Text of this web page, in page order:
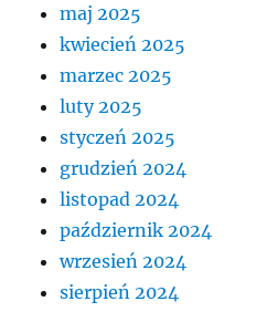
maj 2025
kwiecień 2025
marzec 2025
luty 2025
styczeń 2025
grudzień 2024
listopad 2024
październik 2024
wrzesień 2024
sierpień 2024